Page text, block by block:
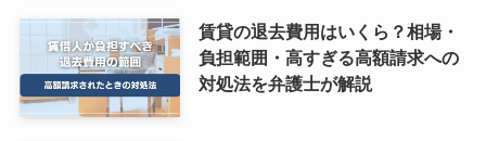
賃貸の退去費用はいくら？相場・
負担範囲・高すぎる高額請求への
対処法を弁護士が解説